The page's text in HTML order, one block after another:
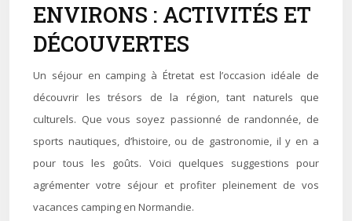
ENVIRONS : ACTIVITÉS ET
DÉCOUVERTES
Un séjour en camping à Étretat est l’occasion idéale de
découvrir les trésors de la région, tant naturels que
culturels. Que vous soyez passionné de randonnée, de
sports nautiques, d’histoire, ou de gastronomie, il y en a
pour tous les goûts. Voici quelques suggestions pour
agrémenter votre séjour et profiter pleinement de vos
vacances camping en Normandie.